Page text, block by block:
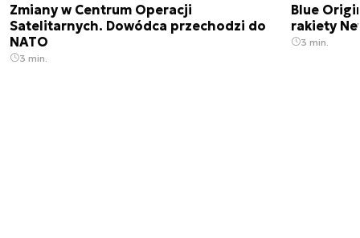
Zmiany w Centrum Operacji
Satelitarnych. Dowódca przechodzi do
NATO
3 min.
Blue
rakiety
3 min.